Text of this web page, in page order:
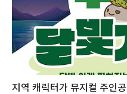
지역 캐릭터가 뮤지컬 주인